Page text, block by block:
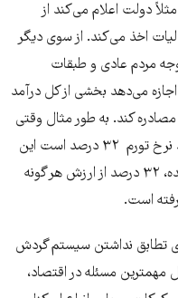
دولت اعلام می‌کند از
۵۰۰ هزار تومان مالیات اخذ می‌کند. از سوی دیگر
مردم عادی و طبقات
می‌دهد بخشی از کل درآمد
کند. به طور مثال وقتی
بانک مرکزی جمهوری اسلامی اعلام می‌کند نرخ تورم ۳۲ درصد است این
بدان معنی است که در بازه زمانی تعیین شده، ۳۲ درصد از ارزش هر گونه
است.
تطابق نداشتن سیستم گردش
مهمترین مسئله در اقتصاد،